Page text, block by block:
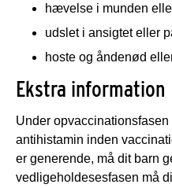
hævelse i munden
udslet i ansigtet eller
hoste og åndenød
Ekstra information
Under
antihistamin inden
er generende, må dit barn
vedligeholdesesfasen må